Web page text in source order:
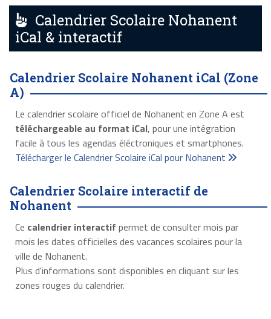
Calendrier Scolaire Nohanent
iCal & interactif
Calendrier Scolaire Nohanent iCal (Zone
A)
Le calendrier scolaire officiel de Nohanent en Zone A est
téléchargeable au format iCal, pour une intégration
facile à tous les agendas éléctroniques et smartphones.
Télécharger le Calendrier Scolaire iCal pour Nohanent
Calendrier Scolaire interactif de
Nohanent
Ce calendrier interactif permet de consulter mois par
mois les dates officielles des vacances scolaires pour la
ville de Nohanent.
Plus d'informations sont disponibles en cliquant sur les
zones rouges du calendrier.